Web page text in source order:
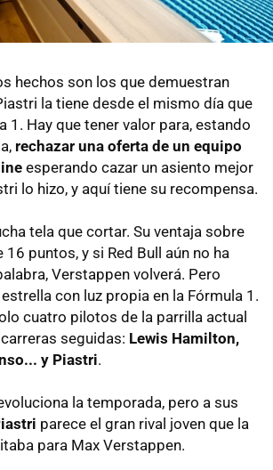
hechos son los que demuestran
la tiene desde el mismo día que
1. Hay que tener valor para, estando
rechazar una oferta de un equipo
esperando cazar un asiento mejor
lo hizo, y aquí tiene su recompensa.
tela que cortar. Su ventaja sobre
puntos, y si Red Bull aún no ha
Verstappen volverá. Pero
con luz propia en la Fórmula 1.
cuatro pilotos de la parrilla actual
seguidas: Lewis Hamilton,
y Piastri.
la temporada, pero a sus
parece el gran rival joven que la
para Max Verstappen.